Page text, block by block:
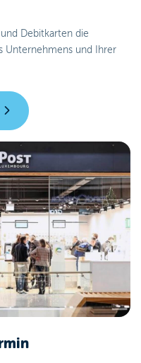
Debitkarten die
Unternehmens und Ihrer